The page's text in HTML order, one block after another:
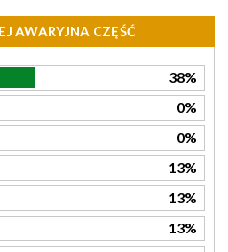
AWARYJNA CZĘŚĆ
38%
0%
0%
13%
13%
13%